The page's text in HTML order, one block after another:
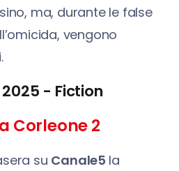
ma, durante le false
vengono
- Fiction
Corleone 2
su Canale5 la